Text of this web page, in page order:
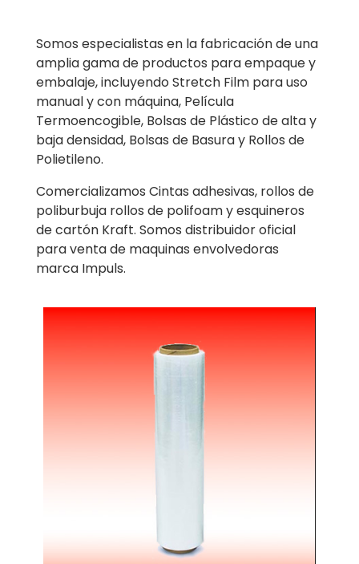
Somos especialistas en la fabricación de una
amplia gama de productos para empaque y
embalaje, incluyendo Stretch Film para uso
manual y con máquina, Película
Termoencogible, Bolsas de Plástico de alta y
baja densidad, Bolsas de Basura y Rollos de
Polietileno.
Comercializamos Cintas adhesivas, rollos de
poliburbuja rollos de polifoam y esquineros
de cartón Kraft. Somos distribuidor oficial
para venta de maquinas envolvedoras
marca Impuls.